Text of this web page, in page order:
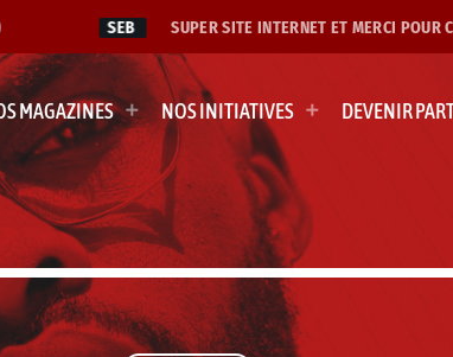
SEB SUPER SITE INTERNET ET MERCI POUR
MAGAZINES NOS INITIATIVES DEVENIR